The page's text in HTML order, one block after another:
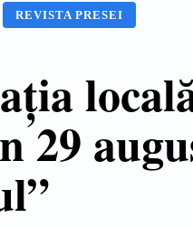
REVISTA PRESEI
29